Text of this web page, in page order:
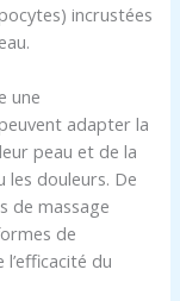
incrustées
une
adapter la
peau et de la
douleurs. De
de massage
de
du